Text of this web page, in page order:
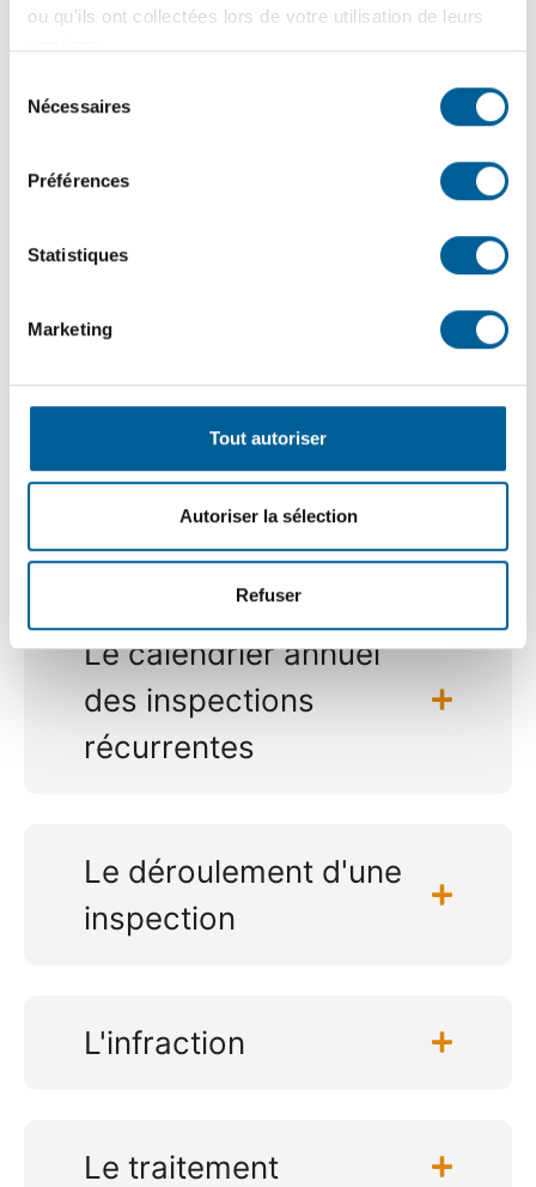
ou qu'ils ont collectées lors de votre utilisation de leurs
Nécessaires
Préférences
Statistiques
Marketing
Tout autoriser
Autoriser la sélection
Refuser
Le rôle de l'inspection
Les lois et règlements
inspections
Qu'est-ce qu'un
technicien en
urbanisme et en
environnement ?
Le calendrier annuel
des inspections
récurrentes
Le déroulement d'une
inspection
L'infraction
Le traitement